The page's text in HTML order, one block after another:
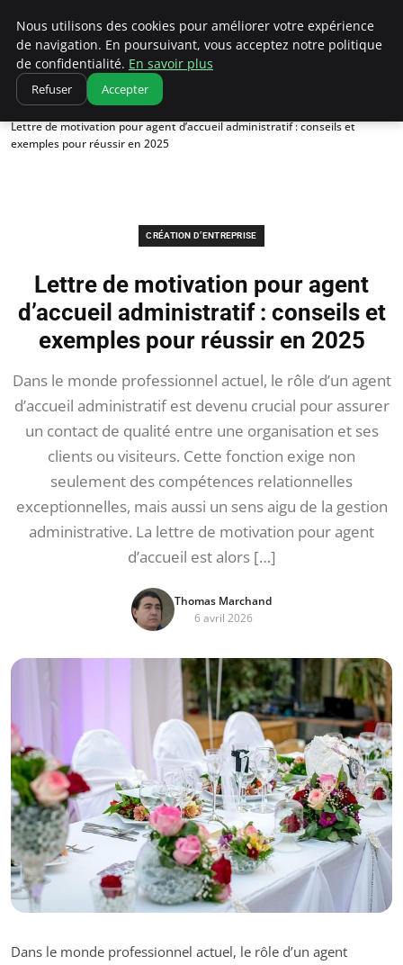
Ultimatefs
Accueil
Création d’entreprise
Lettre de motivation pour agent d’accueil administratif : conseils et
exemples pour réussir en 2025
CRÉATION D’ENTREPRISE
Lettre de motivation pour agent
d’accueil administratif : conseils et
exemples pour réussir en 2025
Dans le monde professionnel actuel, le rôle d’un agent
d’accueil administratif est devenu crucial pour assurer
un contact de qualité entre une organisation et ses
clients ou visiteurs. Cette fonction exige non
seulement des compétences relationnelles
exceptionnelles, mais aussi un sens aigu de la gestion
administrative. La lettre de motivation pour agent
d’accueil est alors […]
Thomas Marchand
6 avril 2026
Dans le monde professionnel actuel, le rôle d’un agent
Nous utilisons des cookies pour améliorer votre expérience
de navigation. En poursuivant, vous acceptez notre politique
de confidentialité. En savoir plus
Refuser Accepter